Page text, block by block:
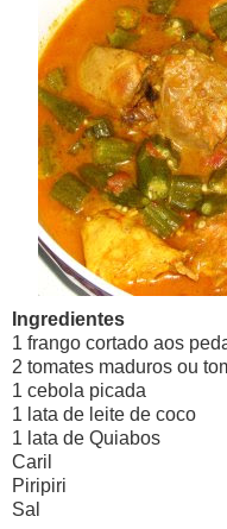
Ingredientes
1 frango cortado aos
2 tomates maduros ou
1 cebola picada
1 lata de leite de coco
1 lata de Quiabos
Caril
Piripiri
Sal